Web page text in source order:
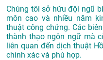
Chúng tôi sở hữu đội ngũ
môn cao và nhiều năm
thuật công chứng. Các
thành thạo ngôn ngữ mà
liên quan đến dịch thuật
chính xác và phù hợp.